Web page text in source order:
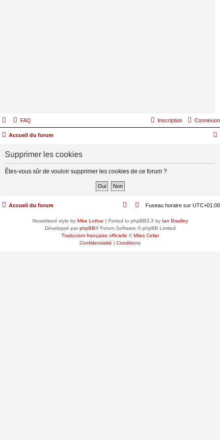
FAQ Connexion
Inscription
Accueil du forum
Supprimer les cookies
Êtes-vous sûr de vouloir supprimer les cookies de ce forum ?
Accueil du forum Fuseau horaire sur UTC+01:00
Nosebleed style by Mike Lothar| Ported to phpBB3.3 by Ian Bradley
Développé parphpBB® Forum Software © phpBB Limited
Traduction française officielle ©Miles Cellar
Confidentialité | Conditions